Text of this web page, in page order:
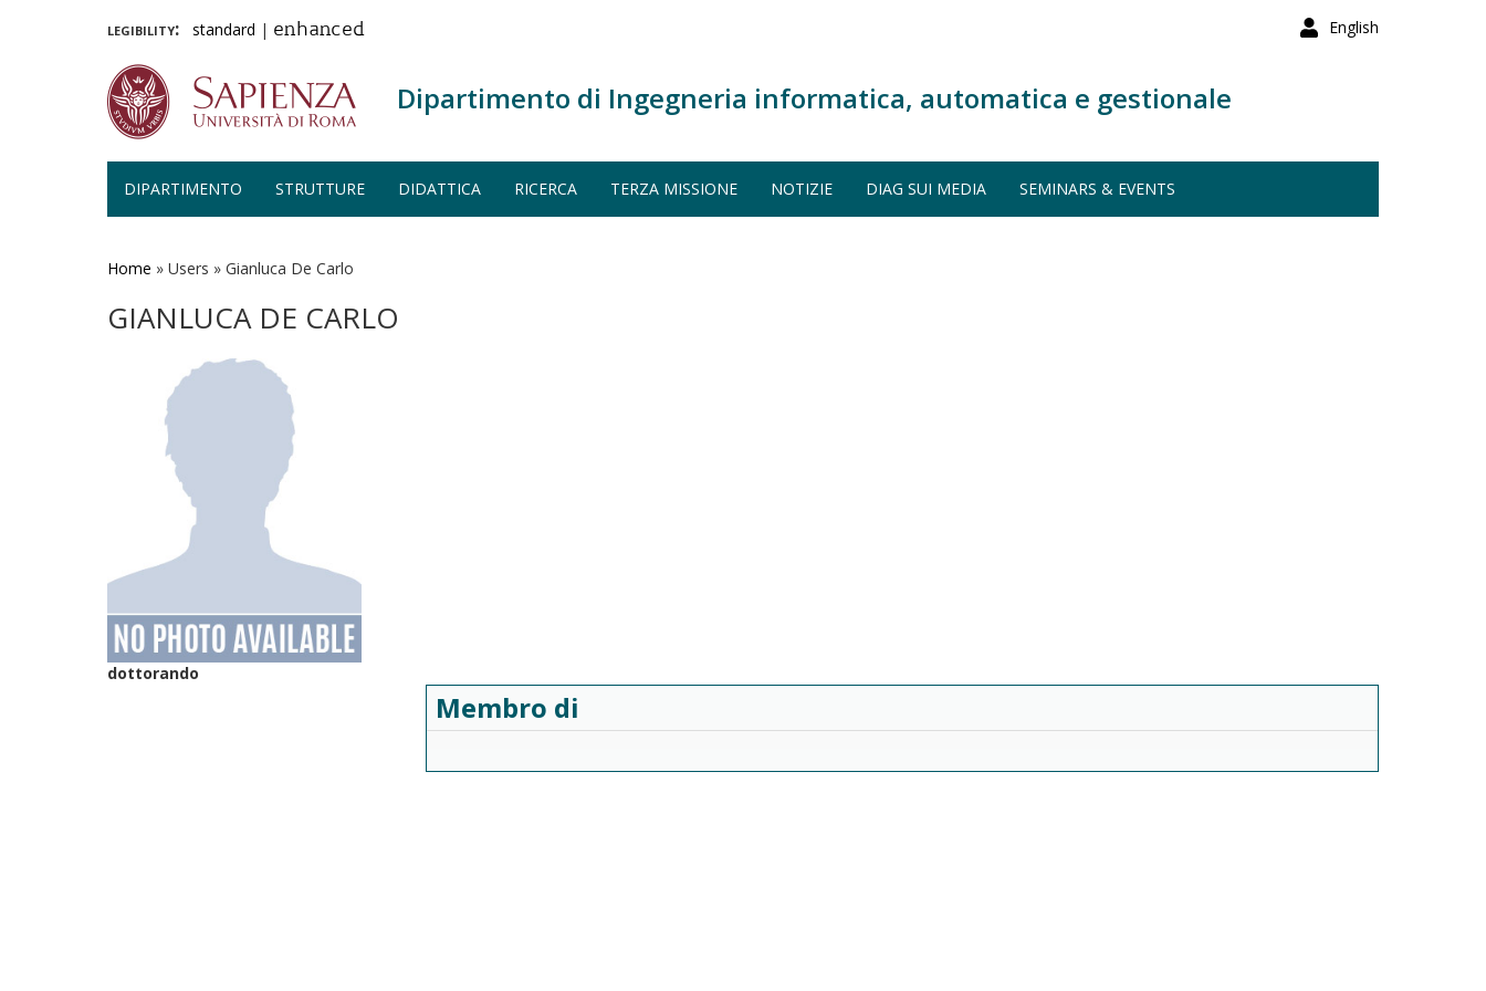
English
legibility: standard | enhanced
Dipartimento di Ingegneria informatica, automatica e gestionale
DIPARTIMENTO STRUTTURE DIDATTICA RICERCA TERZA MISSIONE NOTIZIE DIAG SUI MEDIA SEMINARS & EVENTS
Home » Users » Gianluca De Carlo
GIANLUCA DE CARLO
dottorando
Membro di